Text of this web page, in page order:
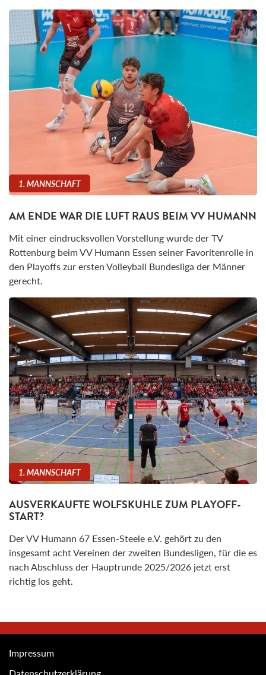
1. MANNSCHAFT
AM ENDE WAR DIE LUFT RAUS BEIM VV HUMANN
Mit einer eindrucksvollen Vorstellung wurde der TV
Rottenburg beim VV Humann Essen seiner Favoritenrolle in
den Playoffs zur ersten Volleyball Bundesliga der Männer
gerecht.
1. MANNSCHAFT
AUSVERKAUFTE WOLFSKUHLE ZUM PLAYOFF-
START?
Der VV Humann 67 Essen-Steele e.V. gehört zu den
insgesamt acht Vereinen der zweiten Bundesligen, für die es
nach Abschluss der Hauptrunde 2025/2026 jetzt erst
richtig los geht.
Impressum